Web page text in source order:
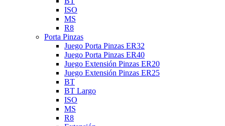
ISO
MS
R8
Porta Pinzas
Juego Porta Pinzas ER32
Juego Porta Pinzas ER40
Juego Extensión Pinzas ER20
Juego Extensión Pinzas ER25
BT
BT Largo
ISO
MS
R8